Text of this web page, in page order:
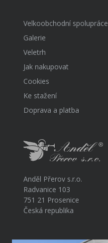
Velkoobchodní spolupráce
Galerie
Veletrh
Jak nakupovat
Cookies
Ke stažení
Doprava a platba
Anděl Přerov s.r.o.
Radvanice 103
751 21 Prosenice
Česká republika